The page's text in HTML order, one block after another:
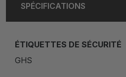
SPÉCIFICATIONS
ÉTIQUETTES DE SÉCURITÉ
GHS